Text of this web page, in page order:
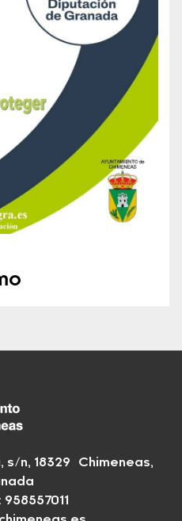
s/n, 18329 Chimeneas,
958557011